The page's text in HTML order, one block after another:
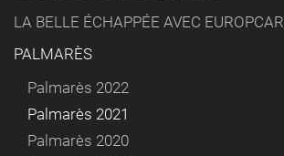
LA BELLE ÉCHAPPÉE AVEC EUROPCAR
PALMARÈS
Palmarès 2022
Palmarès 2021
Palmarès 2020